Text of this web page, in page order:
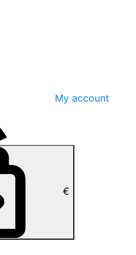
My account
€